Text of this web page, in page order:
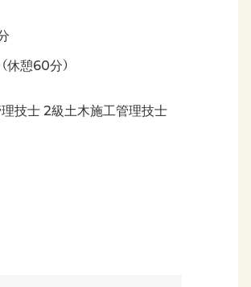
休憩60分）
技士 2級土木施工管理技士